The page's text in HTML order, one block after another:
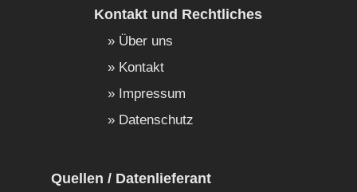
Kontakt und Rechtliches
Über uns
Kontakt
Impressum
Datenschutz
Quellen / Datenlieferant